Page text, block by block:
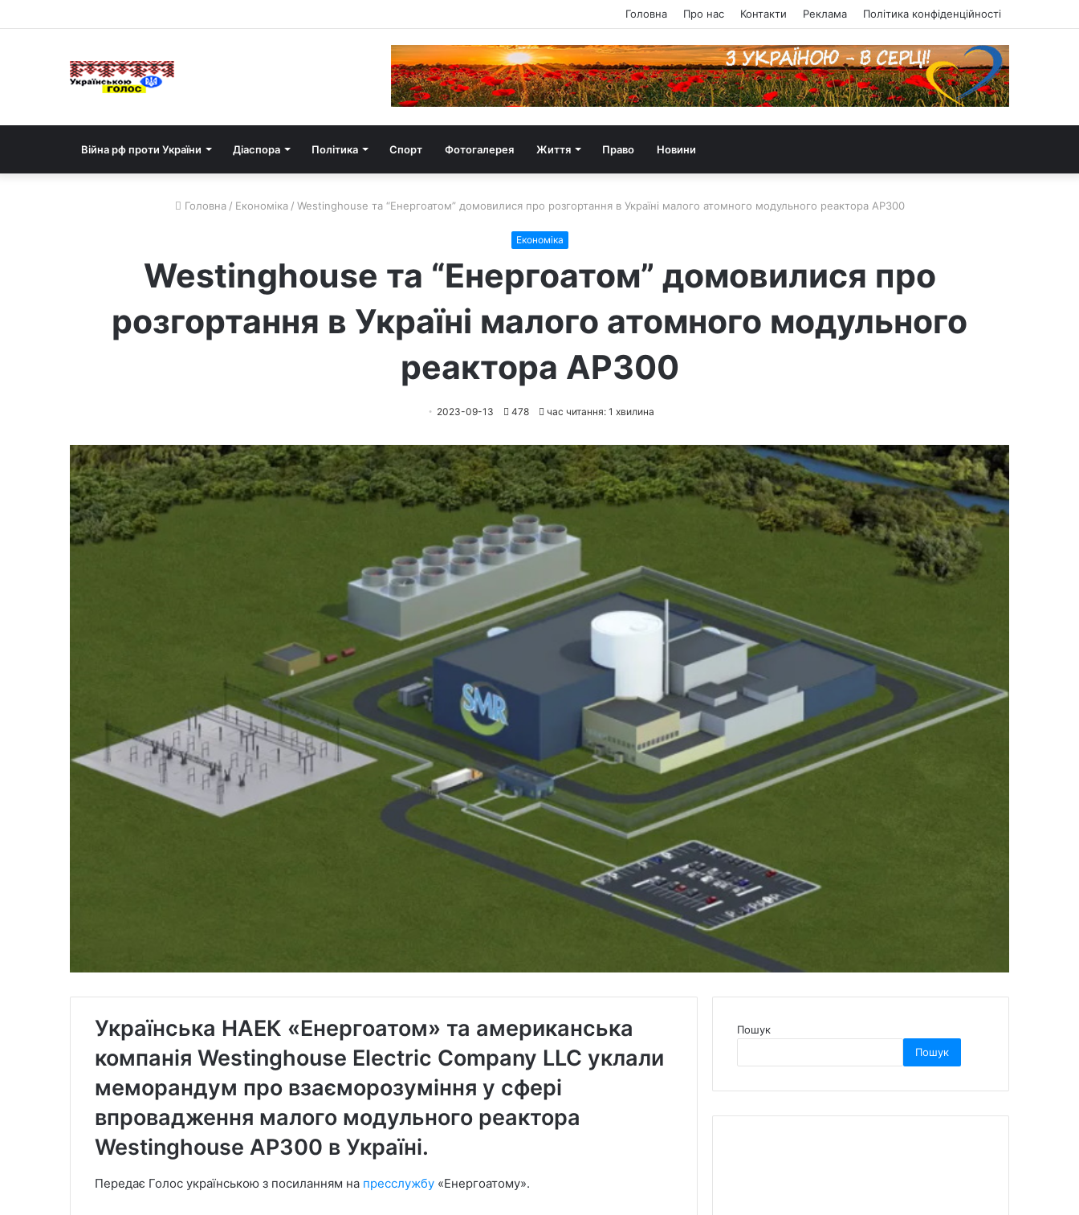
Головна Про нас Контакти Реклама Політика конфіденційності
Війна рф проти України Діаспора Політика Спорт Фотогалерея Життя Право Новини
Головна / Економіка / Westinghouse та “Енергоатом” домовилися про розгортання в Україні малого атомного модульного реактора AP300
Економіка
Westinghouse та “Енергоатом” домовилися про
розгортання в Україні малого атомного модульного
реактора AP300
2023-09-13 478 час читання: 1 хвилина
Українська НАЕК «Енергоатом» та американська
компанія Westinghouse Electric Company LLC уклали
меморандум про взаєморозуміння у сфері
впровадження малого модульного реактора
Westinghouse AP300 в Україні.
Передає Голос українською з посиланням на пресслужбу «Енергоатому».
Пошук
Пошук